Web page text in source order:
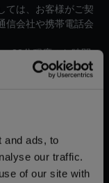
and ads, to
our traffic.
of our site with
ては、お客様がご契
信会社や携帯電話会
83分程度のお時間
際には、通信環境